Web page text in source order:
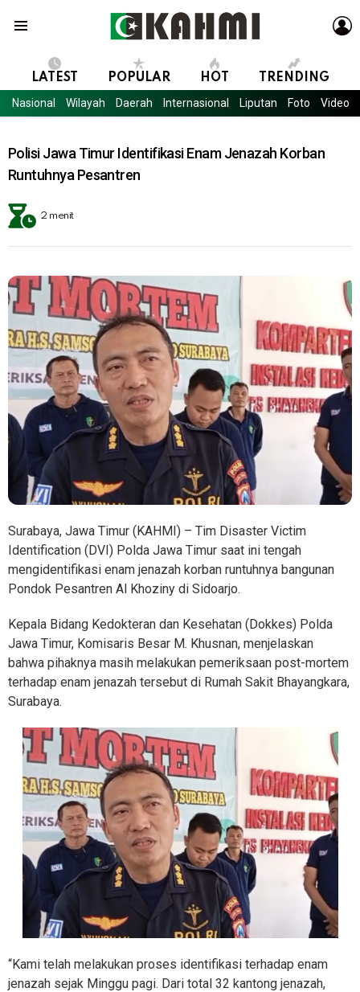
LATEST POPULAR HOT
TRENDING
Nasional
Wilayah Daerah Internasional Liputan Foto Video
Polisi Jawa Timur Identifikasi Enam Jenazah Korban
Runtuhnya Pesantren
2 menit
Surabaya, Jawa Timur (KAHMI) – Tim Disaster Victim
Identification (DVI) Polda Jawa Timur saat ini tengah
mengidentifikasi enam jenazah korban runtuhnya bangunan
Pondok Pesantren Al Khoziny di Sidoarjo.
Kepala Bidang Kedokteran dan Kesehatan (Dokkes) Polda
Jawa Timur, Komisaris Besar M. Khusnan, menjelaskan
bahwa pihaknya masih melakukan pemeriksaan post-mortem
terhadap enam jenazah tersebut di Rumah Sakit Bhayangkara,
Surabaya.
“Kami telah melakukan proses identifikasi terhadap enam
jenazah sejak Minggu pagi. Dari total 32 kantong jenazah,